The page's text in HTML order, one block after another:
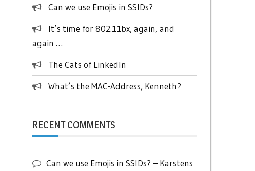
Can we use Emojis in SSIDs?
It’s time for 802.11bx, again, and
again …
The Cats of LinkedIn
What’s the MAC-Address, Kenneth?
RECENT COMMENTS
Can we use Emojis in SSIDs? – Karstens